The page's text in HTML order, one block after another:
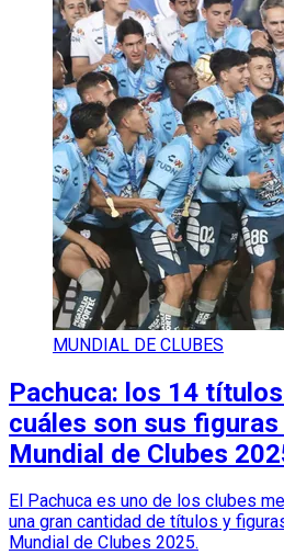
MUNDIAL DE CLUBES
Pachuca: los 14
cuáles son sus figuras
Mundial de Clubes
El Pachuca es uno de los clubes
una gran cantidad de títulos y
Mundial de Clubes 2025.